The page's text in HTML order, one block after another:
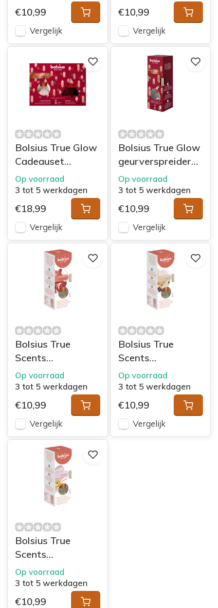
€10,99
Vergelijk
€10,99
Vergelijk
Bolsius True Glow
Cadeauset
geurkaars &
geurverspreider
Op voorraad
3 tot 5 werkdagen
€18,99
Vergelijk
Bolsius True Glow
geurverspreider
45ml Winter
Spices
Op voorraad
3 tot 5 werkdagen
€10,99
Vergelijk
Bolsius True
Scents
geurverspreider
45ml
Pomegranate
Op voorraad
3 tot 5 werkdagen
€10,99
Vergelijk
Bolsius True
Scents
geurverspreider
45ml Vanille
Op voorraad
3 tot 5 werkdagen
€10,99
Vergelijk
Bolsius True
Scents
geurverspreider
45ml Magnolia
Op voorraad
3 tot 5 werkdagen
€10,99